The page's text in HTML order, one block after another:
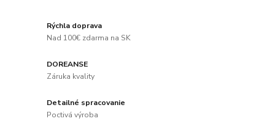
Rýchla doprava
Nad 100€ zdarma na SK
DOREANSE
Záruka kvality
Detailné spracovanie
Poctivá výroba